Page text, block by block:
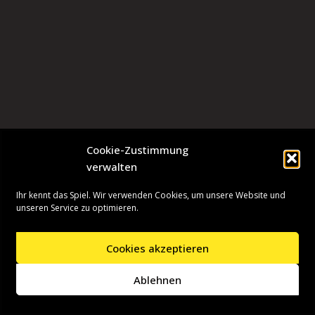
Cookie-Zustimmung
verwalten
Ihr kennt das Spiel. Wir verwenden Cookies, um unsere Website und
unseren Service zu optimieren.
Cookies akzeptieren
Ablehnen
| Präsentiert vonWordPress
Presseinformationen